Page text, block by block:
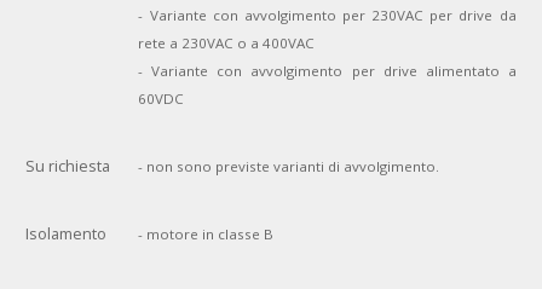
- Variante con avvolgimento per 230VAC per drive da
rete a 230VAC o a 400VAC
- Variante con avvolgimento per drive alimentato a
60VDC
Su richiesta - non sono previste varianti di avvolgimento.
Isolamento - motore in classe B